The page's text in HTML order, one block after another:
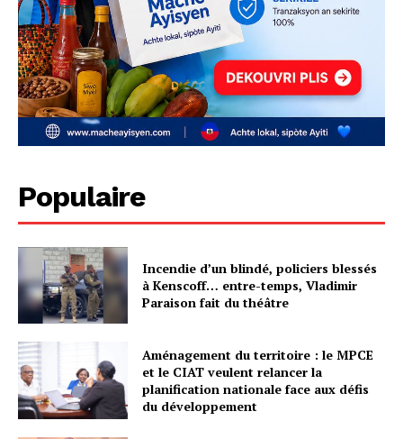
Populaire
Incendie d’un blindé, policiers blessés
à Kenscoff… entre-temps, Vladimir
Paraison fait du théâtre
Aménagement du territoire : le MPCE
et le CIAT veulent relancer la
planification nationale face aux défis
du développement